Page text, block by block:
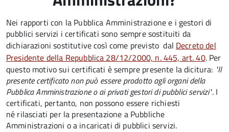
Nei rapporti con la Pubblica Amministrazione e i gestori di
pubblici servizi i certificati sono sempre sostituiti da
dichiarazioni sostitutive così come previsto dal Decreto del
Presidente della Repubblica 28/12/2000, n. 445, art. 40. Per
questo motivo sui certificati è sempre presente la dicitura: "Il
presente certificato non può essere prodotto agli organi della
Pubblica Amministrazione o ai privati gestori di pubblici servizi". I
certificati, pertanto, non possono essere richiesti
né rilasciati per la presentazione a Pubbliche
Amministrazioni o a incaricati di pubblici servizi.